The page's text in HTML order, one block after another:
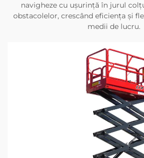
navigheze cu ușurință în jurul
obstacolelor, crescând eficiența și
medii de lucru.